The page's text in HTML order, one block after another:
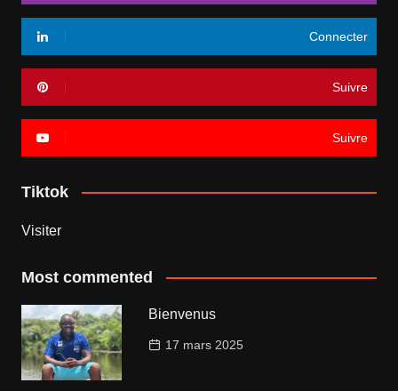
Connecter
Suivre
Suivre
Tiktok
Visiter
Most commented
Bienvenus
17 mars 2025